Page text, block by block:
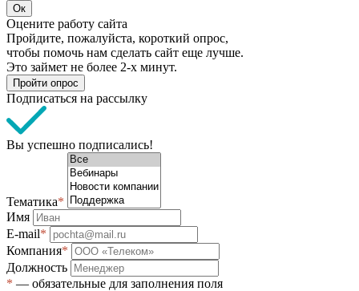
Ок
Оцените работу сайта
Пройдите, пожалуйста, короткий опрос,
чтобы помочь нам сделать сайт еще лучше.
Это займет не более 2-х минут.
Пройти опрос
Подписаться на рассылку
Вы успешно подписались!
Тематика*
Имя
E-mail*
Компания*
Должность
* — обязательные для заполнения поля